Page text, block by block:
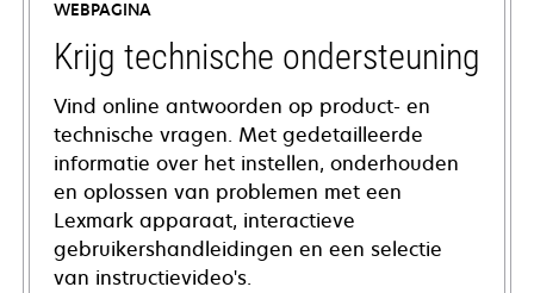
WEBPAGINA
Krijg technische ondersteuning
Vind online antwoorden op product- en
technische vragen. Met gedetailleerde
informatie over het instellen, onderhouden
en oplossen van problemen met een
Lexmark apparaat, interactieve
gebruikershandleidingen en een selectie
van instructievideo's.